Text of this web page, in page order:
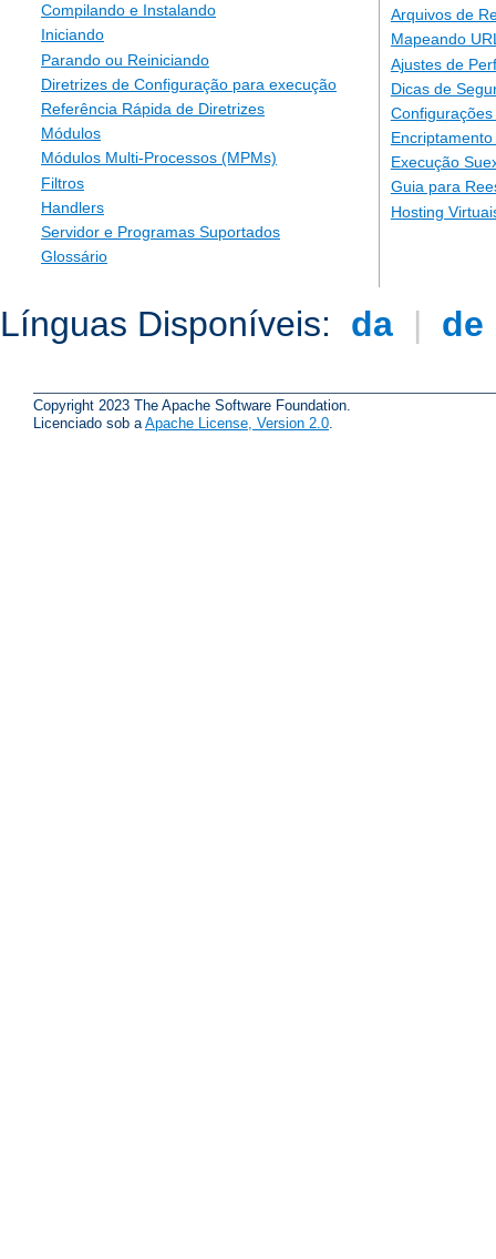
Compilando e Instalando
Iniciando
Parando ou Reiniciando
Diretrizes de Configuração para execução
Referência Rápida de Diretrizes
Módulos
Módulos Multi-Processos (MPMs)
Filtros
Handlers
Servidor e Programas Suportados
Glossário
Arquivos de
Mapeando
Ajustes de
Dicas de
Execução
Guia para
Hosting
Línguas Disponíveis: da | de
Copyright 2023 The Apache Software Foundation.
Licenciado sob a Apache License, Version 2.0